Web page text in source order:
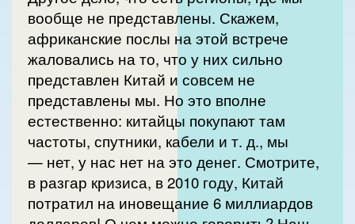
вообще не представлены. Скажем,
африканские послы на этой встрече
жаловались на то, что у них сильно
представлен Китай и совсем не
представлены мы. Но это вполне
естественно: китайцы покупают там
частоты, спутники, кабели и т. д., мы
— нет, у нас нет на это денег. Смотрите,
в разгар кризиса, в 2010 году, Китай
потратил на иновещание 6 миллиардов